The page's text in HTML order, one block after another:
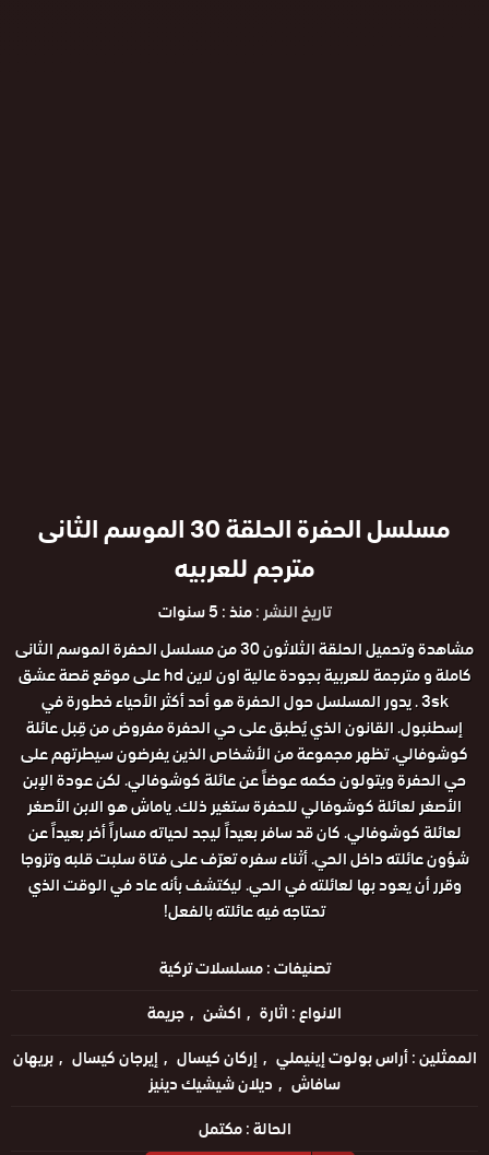
مسلسل الحفرة الحلقة 30 الموسم الثانى
مترجم للعربيه
تاريخ النشر :منذ : 5 سنوات
مشاهدة وتحميل الحلقة الثلاثون 30 من مسلسل الحفرة الموسم الثانى
كاملة و مترجمة للعربية بجودة عالية اون لاين hd على موقع قصة عشق
3sk . يدور المسلسل حول الحفرة هو أحد أكثر الأحياء خطورة في
إسطنبول. القانون الذي يُطبق على حي الحفرة مفروض من قِبل عائلة
كوشوفالي. تظهر مجموعة من الأشخاص الذين يفرضون سيطرتهم على
حي الحفرة ويتولون حكمه عوضاً عن عائلة كوشوفالي. لكن عودة الإبن
الأصغر لعائلة كوشوفالي للحفرة ستغير ذلك. ياماش هو الابن الأصغر
لعائلة كوشوفالي. كان قد سافر بعيداً ليجد لحياته مساراً أخر بعيداً عن
شؤون عائلته داخل الحي. أثناء سفره تعرّف على فتاة سلبت قلبه وتزوجا
وقرر أن يعود بها لعائلته في الحي. ليكتشف بأنه عاد في الوقت الذي
تحتاجه فيه عائلته بالفعل!
تصنيفات :مسلسلات تركية
الانواع :اثارة اكشن
جريمة
الممثلين :أراس بولوت إينيملي إركان كيسال إيرجان كيسال
بريهان
سافاش
ديلان شيشيك دينيز
الحالة :مكتمل